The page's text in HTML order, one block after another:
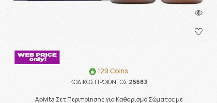
129 Coins
ΚΩΔΙΚΟΣ ΠΡΟΪΟΝΤΟΣ:25683
Apivita Σετ Περιποίησης για Καθαρισμό Σώματος με